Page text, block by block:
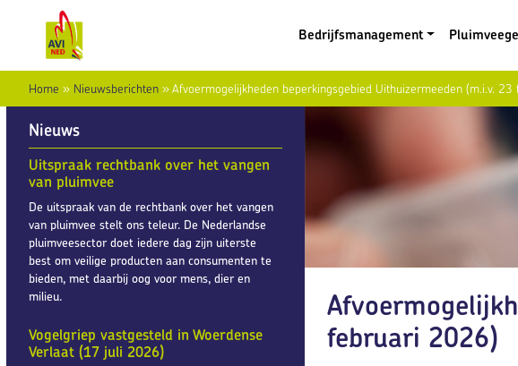
Bedrijfsmanagement
Home » Nieuwsberichten »Afvoermogelijkheden beperkingsgebied Uithuizermeeden (m.i.v.
Nieuws
Uitspraak rechtbank over het vangen
van pluimvee
De uitspraak van de rechtbank over het vangen
van pluimvee stelt ons teleur. De Nederlandse
pluimveesector doet iedere dag zijn uiterste
best om veilige producten aan consumenten te
bieden, met daarbij oog voor mens, dier en
milieu.
Vogelgriep vastgesteld in Woerdense
Verlaat (17 juli 2026)
februari 2026)